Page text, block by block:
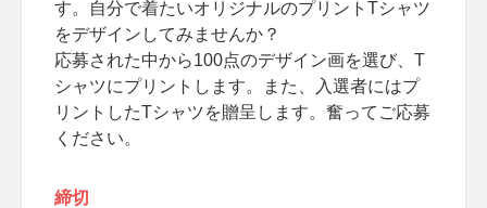
す。自分で着たいオリジナルのプリントTシャツ
をデザインしてみませんか？
応募された中から100点のデザイン画を選び、T
シャツにプリントします。また、入選者にはプ
リントしたTシャツを贈呈します。奮ってご応募
ください。
締切